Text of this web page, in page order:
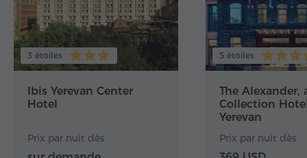
3 étoiles
Ibis Yerevan Center
Hotel
Prix par nuit dès
5 étoiles
The Alexander,
Collection
Yerevan
Prix par nuit dès